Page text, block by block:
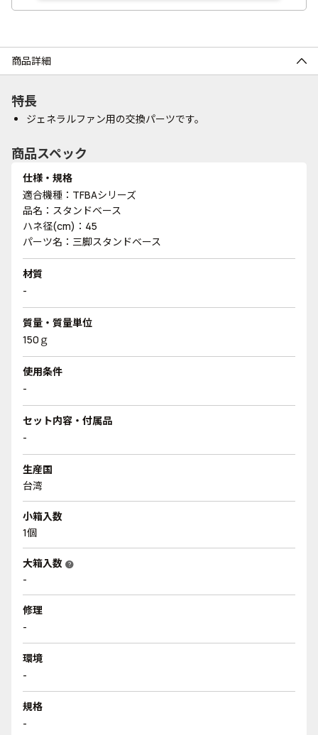
商品詳細
特長
ジェネラルファン用の交換パーツです。
商品スペック
仕様・規格
適合機種：TFBAシリーズ
品名：スタンドベース
ハネ径(cm)：45
パーツ名：三脚スタンドベース
材質
-
質量・質量単位
150ｇ
使用条件
-
セット内容・付属品
-
生産国
台湾
小箱入数
1個
大箱入数 help
-
修理
-
環境
-
規格
-